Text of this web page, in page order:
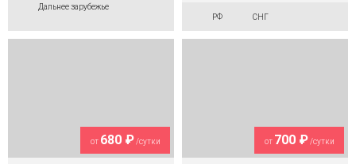
Дальнее зарубежье
РФ СНГ
от 680 ₽ /сутки от 700 ₽ /сутки